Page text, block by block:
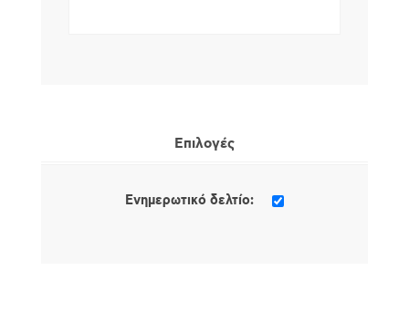
Επιλογές
Ενημερωτικό δελτίο: